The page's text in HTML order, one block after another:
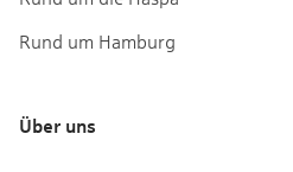
Rund um Hamburg
Über uns